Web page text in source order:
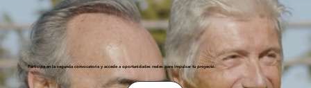
Participa en la segunda convocatoria y accede a oportunidades reales para impulsar tu proyecto.